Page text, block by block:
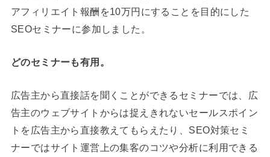
アフィリエイト報酬を10万円にすることを目的にした
SEOセミナーに参加しました。
どのセミナーも有用。
広告主から直接話を聞くことができるセミナーでは、広
告主のウェブサイトからは捉えきれないセールスポイン
トを広告主から直接教えてもらえたり、SEO対策セミ
ナーではサイト運営上の集客のコツや分析に利用できる